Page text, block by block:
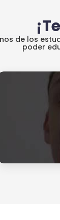
de los
poder